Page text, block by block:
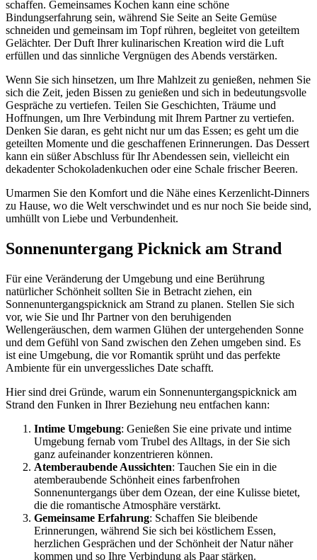
schaffen. Gemeinsames Kochen kann eine schöne
Bindungserfahrung sein, während Sie Seite an Seite Gemüse
schneiden und gemeinsam im Topf rühren, begleitet von geteiltem
Gelächter. Der Duft Ihrer kulinarischen Kreation wird die Luft
erfüllen und das sinnliche Vergnügen des Abends verstärken.
Wenn Sie sich hinsetzen, um Ihre Mahlzeit zu genießen, nehmen Sie
sich die Zeit, jeden Bissen zu genießen und sich in bedeutungsvolle
Gespräche zu vertiefen. Teilen Sie Geschichten, Träume und
Hoffnungen, um Ihre Verbindung mit Ihrem Partner zu vertiefen.
Denken Sie daran, es geht nicht nur um das Essen; es geht um die
geteilten Momente und die geschaffenen Erinnerungen. Das Dessert
kann ein süßer Abschluss für Ihr Abendessen sein, vielleicht ein
dekadenter Schokoladenkuchen oder eine Schale frischer Beeren.
Umarmen Sie den Komfort und die Nähe eines Kerzenlicht-Dinners
zu Hause, wo die Welt verschwindet und es nur noch Sie beide sind,
umhüllt von Liebe und Verbundenheit.
Sonnenuntergang Picknick am Strand
Für eine Veränderung der Umgebung und eine Berührung
natürlicher Schönheit sollten Sie in Betracht ziehen, ein
Sonnenuntergangspicknick am Strand zu planen. Stellen Sie sich
vor, wie Sie und Ihr Partner von den beruhigenden
Wellengeräuschen, dem warmen Glühen der untergehenden Sonne
und dem Gefühl von Sand zwischen den Zehen umgeben sind. Es
ist eine Umgebung, die vor Romantik sprüht und das perfekte
Ambiente für ein unvergessliches Date schafft.
Hier sind drei Gründe, warum ein Sonnenuntergangspicknick am
Strand den Funken in Ihrer Beziehung neu entfachen kann:
Intime Umgebung: Genießen Sie eine private und intime
Umgebung fernab vom Trubel des Alltags, in der Sie sich
ganz aufeinander konzentrieren können.
Atemberaubende Aussichten: Tauchen Sie ein in die
atemberaubende Schönheit eines farbenfrohen
Sonnenuntergangs über dem Ozean, der eine Kulisse bietet,
die die romantische Atmosphäre verstärkt.
Gemeinsame Erfahrung: Schaffen Sie bleibende
Erinnerungen, während Sie sich bei köstlichem Essen,
herzlichen Gesprächen und der Schönheit der Natur näher
kommen und so Ihre Verbindung als Paar stärken.